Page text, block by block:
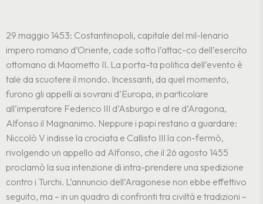
29 maggio 1453: Costantinopoli, capitale del mil-lenario
impero romano d’Oriente, cade sotto l’attac-co dell’esercito
ottomano di Maometto II. La porta-ta politica dell’evento è
tale da scuotere il mondo. Incessanti, da quel momento,
furono gli appelli ai sovrani d’Europa, in particolare
all’imperatore Federico III d’Asburgo e al re d’Aragona,
Alfonso il Magnanimo. Neppure i papi restano a guardare:
Niccolò V indisse la crociata e Callisto III la con-fermò,
rivolgendo un appello ad Alfonso, che il 26 agosto 1455
proclamò la sua intenzione di intra-prendere una spedizione
contro i Turchi. L’annuncio dell’Aragonese non ebbe effettivo
seguito, ma – in un quadro di confronti tra civiltà e tradizioni –